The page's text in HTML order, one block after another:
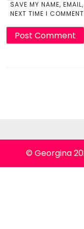
SAVE MY NAME,
NEXT TIME I
© Georgina